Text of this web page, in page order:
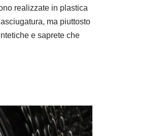
realizzate in plastica
ma piuttosto
e saprete che